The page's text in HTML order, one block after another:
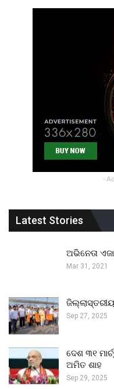
-
Latest Stories
ଅଭିନେତା
Mar 31, 2021
Sep 27, 2025
ଦେଶ ୩୧
ଅମିତ ଶାହ
Sep 29, 2025